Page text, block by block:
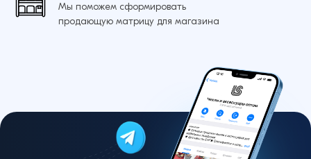
Мы поможем сформировать
продающую матрицу для магазина